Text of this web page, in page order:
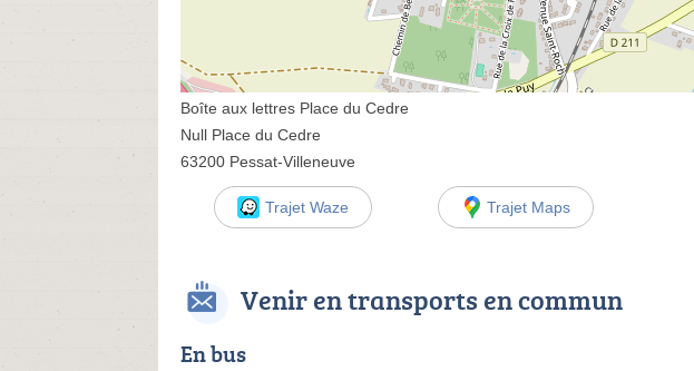
Boîte aux lettres Place du Cedre
Null Place du Cedre
63200 Pessat-Villeneuve
Trajet Waze Trajet Maps
Venir en transports en commun
En bus